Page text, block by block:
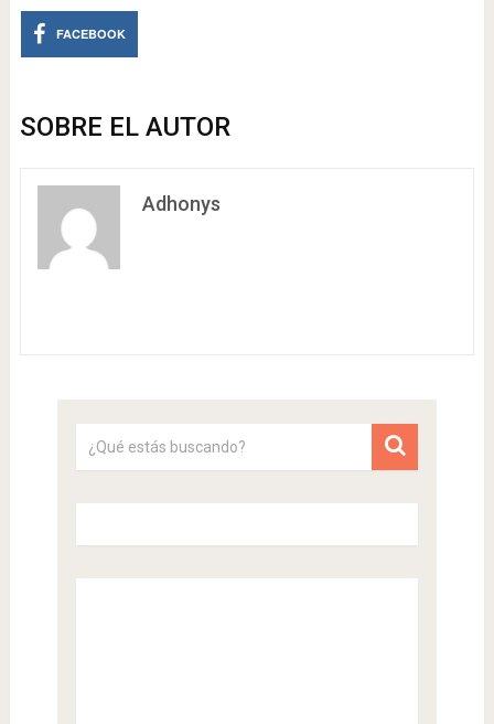
FACEBOOK
SOBRE EL AUTOR
Adhonys